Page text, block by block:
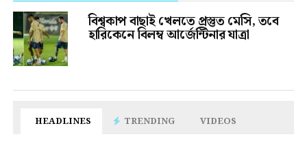
বিশ্বকাপ বাছাই খেলতে প্রস্তুত মেসি, তবে
হারিকেনে বিলম্ব আর্জেন্টিনার যাত্রা
HEADLINES TRENDING VIDEOS